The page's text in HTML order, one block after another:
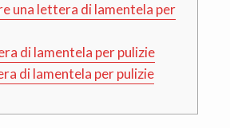
una lettera di lamentela per
di lamentela per pulizie
di lamentela per pulizie